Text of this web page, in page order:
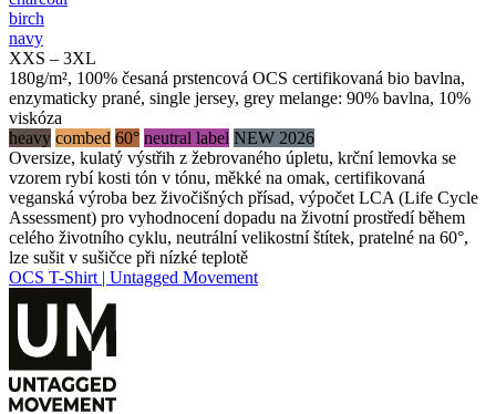
birch
navy
XXS – 3XL
180g/m², 100% česaná prstencová OCS certifikovaná bio bavlna,
enzymaticky prané, single jersey, grey melange: 90% bavlna, 10%
viskóza
heavy combed 60° neutral label NEW 2026
Oversize, kulatý výstřih z žebrovaného úpletu, krční lemovka se
vzorem rybí kosti tón v tónu, měkké na omak, certifikovaná
veganská výroba bez živočišných přísad, výpočet LCA (Life Cycle
Assessment) pro vyhodnocení dopadu na životní prostředí během
celého životního cyklu, neutrální velikostní štítek, pratelné na 60°,
lze sušit v sušičce při nízké teplotě
OCS T-Shirt | Untagged Movement